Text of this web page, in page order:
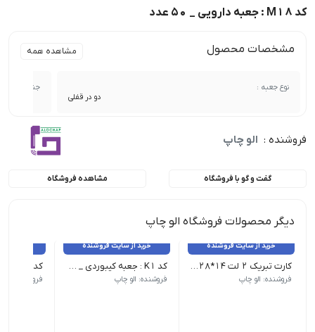
کد M18 : جعبه دارویی _ 50 عدد
مشخصات محصول مشاهده همه
نوع جعبه :
دو در قفلی
جنس :
فروشنده : الو چاپ
گفت و گو با فروشگاه مشاهده فروشگاه
دیگر محصولات فروشگاه الو چاپ
خرید از سایت فروشنده
کارت تبریک 2 لت 14*28 _ 100 عدد
فروشنده: الو چاپ
خرید از سایت فروشنده
کد K1 : جعبه کیبوردی _ 25 عدد
فروشنده: الو چاپ فروشنده: الو